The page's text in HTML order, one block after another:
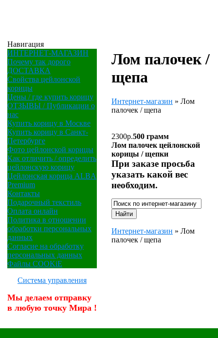
Навигация
ИНТЕРНЕТ-МАГАЗИН
Почему так дорого
ДОСТАВКА
Свойства цейлонской
корицы
Цены / где купить корицу
ОТЗЫВЫ / Публикации о
нас
Купить корицу в Москве
Купить корицу в Санкт-
Петербурге
Фото цейлонской корицы
Как отличить / определить
цейлонскую корицу
Цейлонская корица ALBA
Premium
Контакты
Подарочный текстиль
Оплата онлайн
Политика в отношении
обработки персональных
данных
Согласие на обработку
персональных данных
Файлы COOKiE
Система управления
Мы делаем отправку
в любую точку Мира !
Лом палочек /
щепа
Интернет-магазин » Лом
палочек / щепа
2300р.500 грамм
Лом палочек цейлонской
корицы / щепки
При заказе просьба
указать какой вес
необходим.
Интернет-магазин » Лом
палочек / щепа